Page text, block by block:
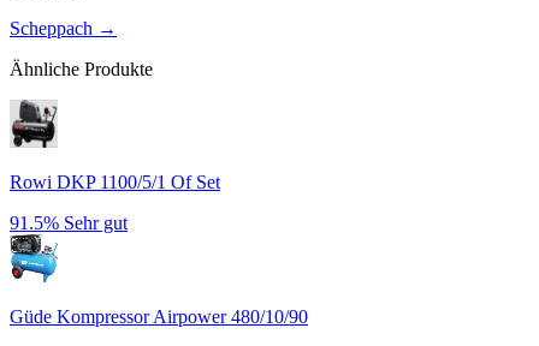
Scheppach →
Ähnliche Produkte
Rowi DKP 1100/5/1 Of Set
91.5% Sehr gut
Güde Kompressor Airpower 480/10/90